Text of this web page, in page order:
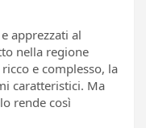
apprezzati al
nella regione
e complesso, la
caratteristici. Ma
rende così